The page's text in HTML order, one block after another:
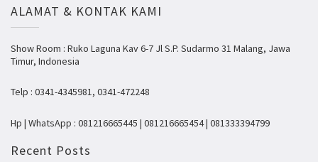
ALAMAT & KONTAK KAMI
Show Room : Ruko Laguna Kav 6-7 Jl S.P. Sudarmo 31 Malang, Jawa
Timur, Indonesia
Telp : 0341-4345981, 0341-472248
Hp | WhatsApp : 081216665445 | 081216665454 | 081333394799
Recent Posts